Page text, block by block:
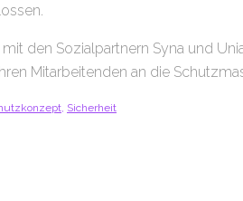
den Sozialpartnern Syna und
Mitarbeitenden an die
Sicherheit